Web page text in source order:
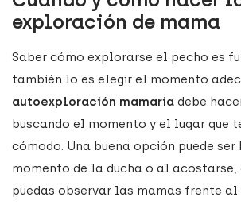
exploración de mama
Saber cómo explorarse el pecho es
también lo es elegir el momento
autoexploración mamaria debe
buscando el momento y el lugar que
cómodo. Una buena opción puede
momento de la ducha o al acostarse,
puedas observar las mamas frente al